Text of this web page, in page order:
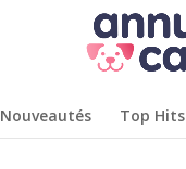
Nouveautés Top Hits